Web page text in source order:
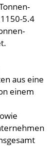
5.4
aus eine
einem